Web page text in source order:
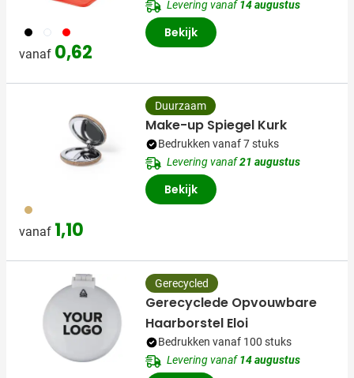
001 002 008
vanaf 0,62
Levering vanaf14 augustus
Bekijk
532
vanaf 1,10
Duurzaam
Make-up Spiegel Kurk
Bedrukken vanaf 7 stuks
Levering vanaf21 augustus
Bekijk
Gerecycled
Gerecyclede Opvouwbare
Haarborstel Eloi
Bedrukken vanaf 100 stuks
Levering vanaf14 augustus